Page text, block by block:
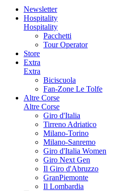
Newsletter
Hospitality
Hospitality
Pacchetti
Tour Operator
Store
Extra
Extra
Biciscuola
Fan-Zone Le Tolfe
Altre Corse
Altre Corse
Giro d'Italia
Tirreno Adriatico
Milano-Torino
Milano-Sanremo
Giro d'Italia Women
Giro Next Gen
Il Giro d'Abruzzo
GranPiemonte
Il Lombardia